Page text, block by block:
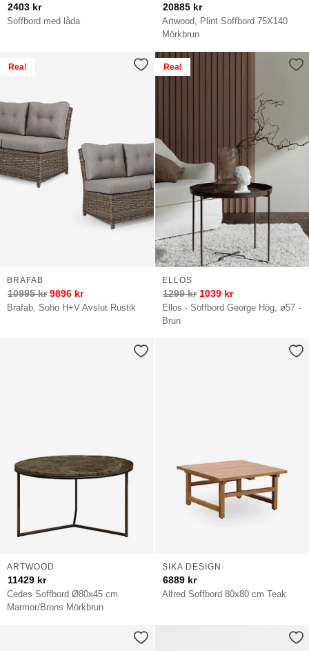
Soffbord med låda
2403 kr
Artwood, Plint Soffbord 75X140
Mörkbrun
20885 kr
Rea!
Brafab, Soho H+V Avslut Rustik
BRAFAB
10995kr 9896 kr
Rea!
Ellos - Soffbord George Hög, ø57 -
Brun
ELLOS
1299kr 1039 kr
Cedes Soffbord Ø80x45 cm
Marmor/Brons Mörkbrun
ARTWOOD
11429 kr
Alfred Soffbord 80x80 cm Teak
SIKA DESIGN
6889 kr